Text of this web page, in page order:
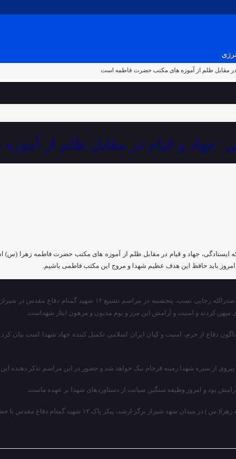
مقابل ظلم از آموزه های مکتب حضرت فاطمه است
جهاد و قیام در مقابل ظلم از
ایستادگی، جهاد و قیام در مقابل ظلم از آموزه های مکتب حضرت فاطمه زهرا
امروز باید حافظ این هدف عظیم شهدا و مروج این مکتب فاطمی باشیم.
به گزارش پایگاه خبری شباویز به نقل از ایرنا،حجت الاسلام
کردند و امنیت و آرامش این مرز و بوم مدیون و مرهون ایثار شهداست.
دفاع از حرم، امنیت و کیان ایران اسلامی تکمیل کننده جهاد شهدا است
از سیره شهدا زمینه فرجام نیک خواهد شد و حضور در این مراسم تذکر دهنده
بود و امروز وظیفه سنگین صیانت از دستاوردهای شهدا بر عهده ماست.
پاک ۱۲ شهید گمنام دفاع مقدس با حضور مردم شهید پرور شیراز تشییع شد.